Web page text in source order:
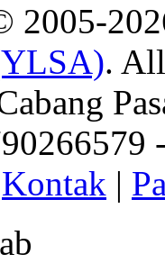
2005-
.
Kontak |